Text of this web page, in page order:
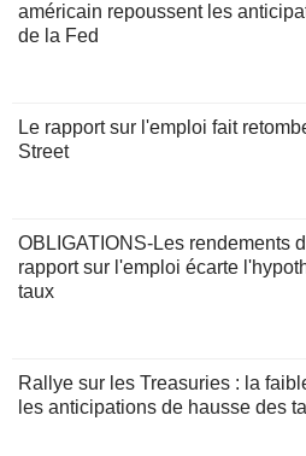
américain repoussent les
de la Fed
Le rapport sur l'emploi fait
Street
OBLIGATIONS-Les rendements
rapport sur l'emploi écarte
taux
Rallye sur les Treasuries : la
les anticipations de hausse des